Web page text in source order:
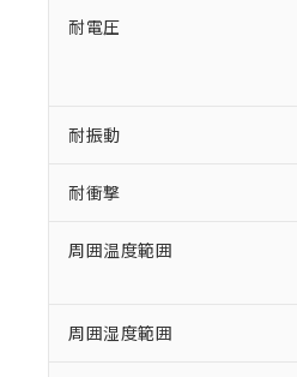
耐電圧
耐振動
耐衝撃
周囲温度範囲
周囲湿度範囲